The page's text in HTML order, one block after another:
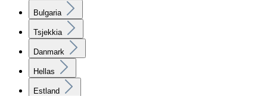
Bulgaria
Tsjekkia
Danmark
Hellas
Estland